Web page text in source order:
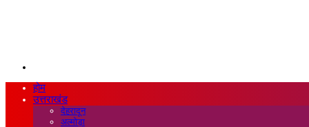
होम
उत्तराखंड
देहरादून
अल्मोड़ा